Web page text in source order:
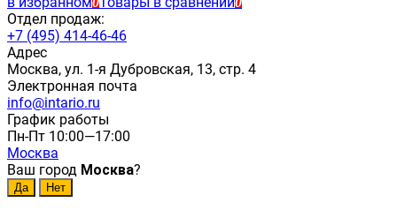
Отдел продаж:
+7 (495) 414-46-46
Адрес
Москва, ул. 1-я Дубровская, 13, стр. 4
Электронная почта
info@intario.ru
График работы
Пн-Пт 10:00—17:00
Москва
Ваш город Москва?